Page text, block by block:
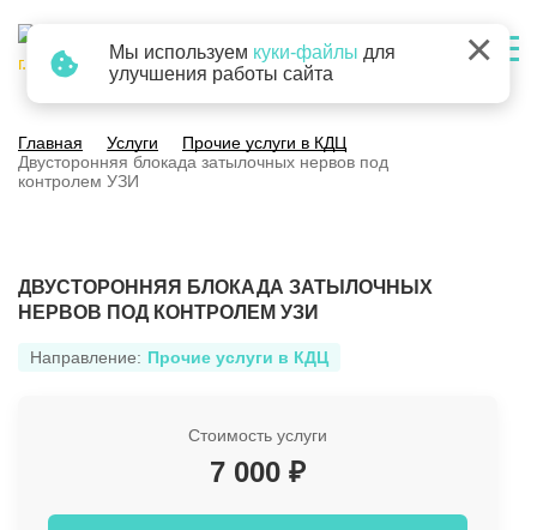
г. Барнаул
Главная Услуги
Прочие услуги в КДЦ
Двусторонняя блокада затылочных нервов под
контролем УЗИ
ДВУСТОРОННЯЯ БЛОКАДА ЗАТЫЛОЧНЫХ
НЕРВОВ ПОД КОНТРОЛЕМ УЗИ
Направление: Прочие услуги в КДЦ
Стоимость услуги
7 000 ₽
Мы используем куки-файлы для
улучшения работы сайта
×